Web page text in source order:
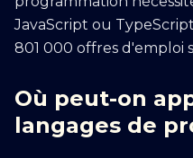
JavaScript ou
801 000 offres d'emploi
Où peut-on
langages de